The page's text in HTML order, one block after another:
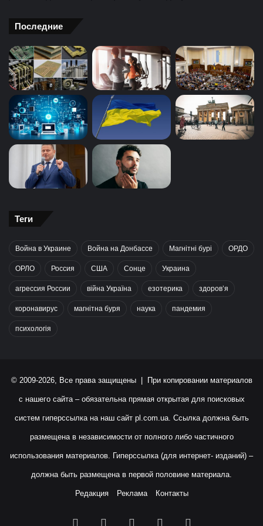
Последние
Теги
Война в Украине Война на Донбассе Магнітні бурі ОРДО
ОРЛО Россия США Сонце Украина
агрессия России війна Україна езотерика здоров’я
коронавирус магнітна буря наука пандемия
психологія
© 2009-2026, Все права защищены | При копировании материалов
с нашего сайта – обязательна прямая открытая для поисковых
систем гиперссылка на наш сайт pl.com.ua. Ссылка должна быть
размещена в независимости от полного либо частичного
использования материалов. Гиперссылка (для интернет- изданий) –
должна быть размещена в первой половине материала.
Редакция Реклама Контакты
Facebook YouTubeInstagram